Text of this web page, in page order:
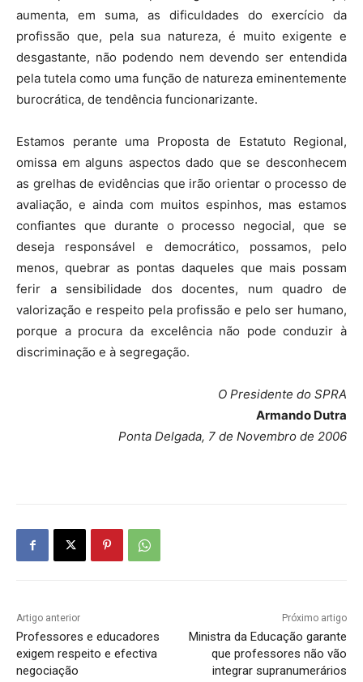
aumenta, em suma, as dificuldades do exercício da
profissão que, pela sua natureza, é muito exigente e
desgastante, não podendo nem devendo ser entendida
pela tutela como uma função de natureza eminentemente
burocrática, de tendência funcionarizante.
Estamos perante uma Proposta de Estatuto Regional,
omissa em alguns aspectos dado que se desconhecem
as grelhas de evidências que irão orientar o processo de
avaliação, e ainda com muitos espinhos, mas estamos
confiantes que durante o processo negocial, que se
deseja responsável e democrático, possamos, pelo
menos, quebrar as pontas daqueles que mais possam
ferir a sensibilidade dos docentes, num quadro de
valorização e respeito pela profissão e pelo ser humano,
porque a procura da excelência não pode conduzir à
discriminação e à segregação.
O Presidente do SPRA
Armando Dutra
Ponta Delgada, 7 de Novembro de 2006
Artigo anterior
Professores e educadores
exigem respeito e efectiva
negociação
Próximo artigo
Ministra da Educação garante
que professores não vão
integrar supranumerários